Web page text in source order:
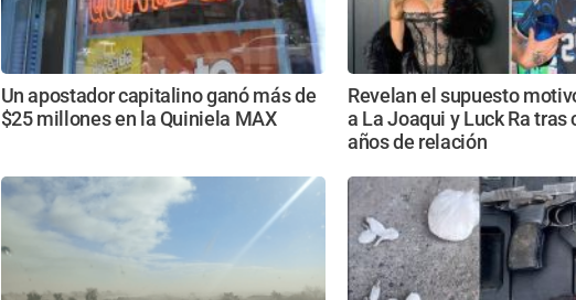
Un apostador capitalino ganó más de
$25 millones en la Quiniela MAX
Revelan el supuesto
a La Joaqui y Luck Ra tras
años de relación